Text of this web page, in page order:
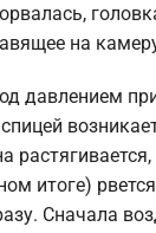
на
давлением
растягивается,
итоге)
Сначала